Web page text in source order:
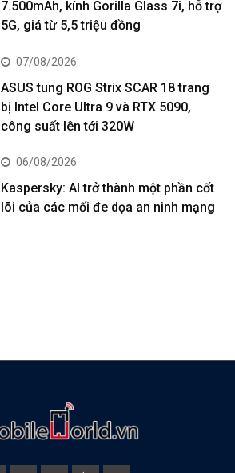
7.500mAh, kính Gorilla Glass 7i, hỗ trợ
5G, giá từ 5,5 triệu đồng
07/08/2026
ASUS tung ROG Strix SCAR 18 trang
bị Intel Core Ultra 9 và RTX 5090,
công suất lên tới 320W
06/08/2026
Kaspersky: AI trở thành một phần cốt
lõi của các mối đe dọa an ninh mạng